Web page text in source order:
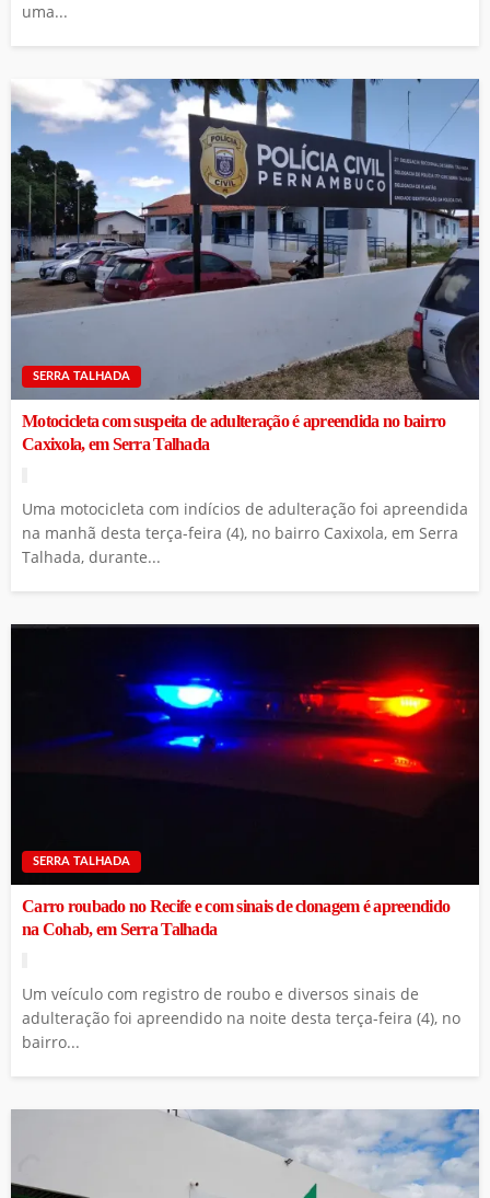
uma...
SERRA TALHADA
Motocicleta com suspeita de adulteração é apreendida no bairro
Caxixola, em Serra Talhada
Uma motocicleta com indícios de adulteração foi apreendida
na manhã desta terça-feira (4), no bairro Caxixola, em Serra
Talhada, durante...
SERRA TALHADA
Carro roubado no Recife e com sinais de clonagem é apreendido
na Cohab, em Serra Talhada
Um veículo com registro de roubo e diversos sinais de
adulteração foi apreendido na noite desta terça-feira (4), no
bairro...